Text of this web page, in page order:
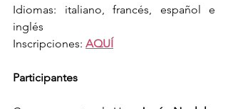
Idiomas: italiano, francés, español e
inglés
Inscripciones: AQUÍ
Participantes